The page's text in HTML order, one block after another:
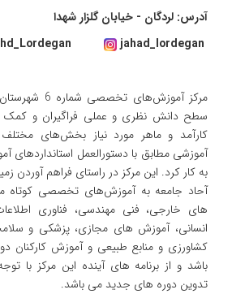
آدرس: لردگان - خیابان گلزار شهدا
jahad_lordegan
مرکز
سطح دانش نظری و عملی فراگیران و کمک
کارآمد و ماهر مورد نیاز بخش‌های مختلف
آموزشی مطابق با دستورالعمل استاندار‌دهای
به کار کرد. این مرکز در راستای فراهم آوردن
آحاد جامعه به آموزش‌های تخصصی کوتاه
های خارجی، فنی مهندسی، فناوری
انسانی، آموزش های مجازی، پزشکی و
کشاورزی و منابع طبیعی و آموزش کارکنان
باشد و از برنامه های آینده این مرکز با
تدوین دوره های جدید می باشد.